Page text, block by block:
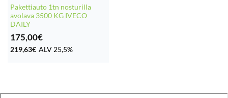
Pakettiauto 1tn nosturilla
avolava 3500 KG IVECO
DAILY
175,00€
219,63€ ALV 25,5%